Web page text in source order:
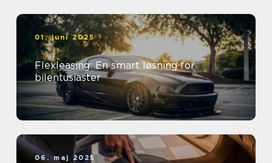
01. juni 2025
Flexleasing: En smart løsning for
bilentusiaster
06. maj 2025